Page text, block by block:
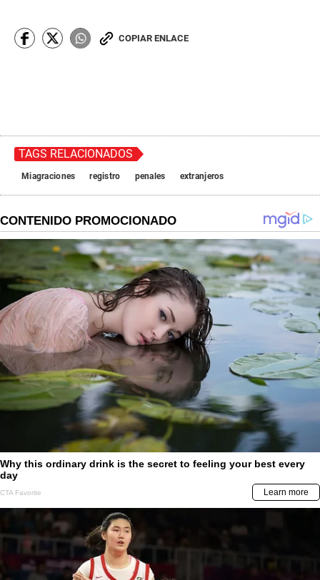
COPIAR ENLACE
TAGS RELACIONADOS
Miagraciones registro penales extranjeros